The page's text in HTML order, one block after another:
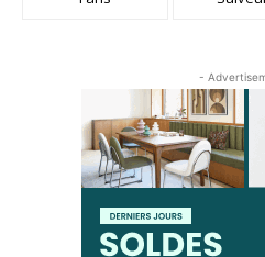
-